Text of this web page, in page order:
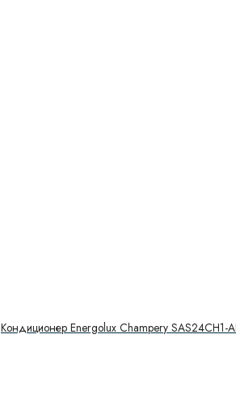
Кондиционер Energolux Champery SAS24CH1-